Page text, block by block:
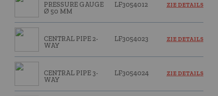
PRESSURE GAUGE
Ø 50 MM
LF3054012 ZIE DETAILS
CENTRAL PIPE 2-
WAY
LF3054023 ZIE DETAILS
CENTRAL PIPE 3-
WAY
LF3054024 ZIE DETAILS